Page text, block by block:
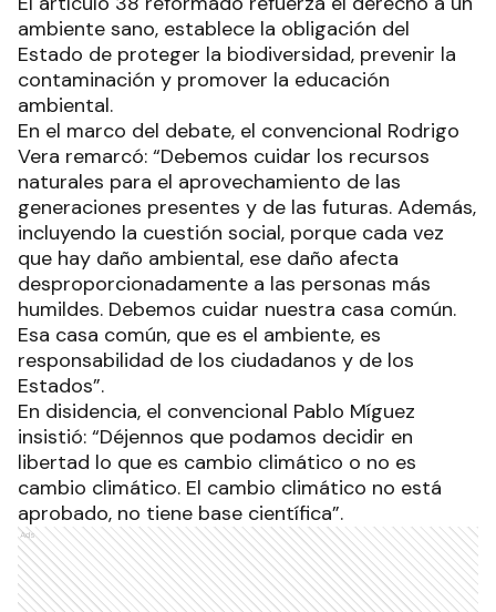
ambiente sano, establece la obligación del
Estado de proteger la biodiversidad, prevenir la
contaminación y promover la educación
ambiental.
En el marco del debate, el convencional Rodrigo
Vera remarcó: “Debemos cuidar los recursos
naturales para el aprovechamiento de las
generaciones presentes y de las futuras. Además,
incluyendo la cuestión social, porque cada vez
que hay daño ambiental, ese daño afecta
desproporcionadamente a las personas más
humildes. Debemos cuidar nuestra casa común.
Esa casa común, que es el ambiente, es
responsabilidad de los ciudadanos y de los
Estados”.
En disidencia, el convencional Pablo Míguez
insistió: “Déjennos que podamos decidir en
libertad lo que es cambio climático o no es
cambio climático. El cambio climático no está
aprobado, no tiene base científica”.
Ads